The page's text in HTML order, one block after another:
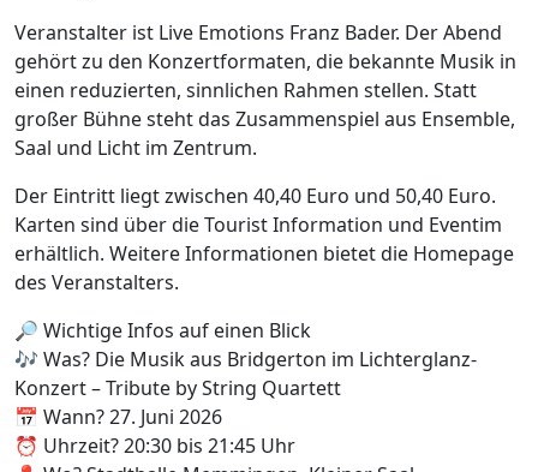
Veranstalter ist Live Emotions Franz Bader. Der Abend
gehört zu den Konzertformaten, die bekannte Musik in
einen reduzierten, sinnlichen Rahmen stellen. Statt
großer Bühne steht das Zusammenspiel aus Ensemble,
Saal und Licht im Zentrum.
Der Eintritt liegt zwischen 40,40 Euro und 50,40 Euro.
Karten sind über die Tourist Information und Eventim
erhältlich. Weitere Informationen bietet die Homepage
des Veranstalters.
🔎 Wichtige Infos auf einen Blick
🎶 Was? Die Musik aus Bridgerton im Lichterglanz-
Konzert – Tribute by String Quartett
📅 Wann? 27. Juni 2026
⏰ Uhrzeit? 20:30 bis 21:45 Uhr